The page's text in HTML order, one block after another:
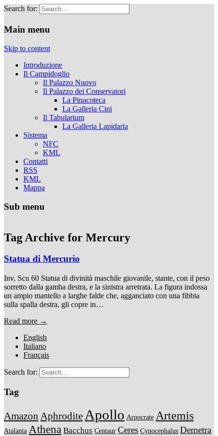
Search for:
Musei Capitolini
Main menu
Skip to content
Introduzione
Il Campidoglio
Il Palazzo Nuovo
Il Palazzo dei Conservatori
La Pinacoteca
La Galleria Cini
Il Tabularium
La Galleria Lapidaria
Sistema
NFC
KML
Contatti
RSS
KML
Mappa
Sub menu
Tag Archive for Mercury
Statua di Mercurio
Inv. Scu 60 Statua di divinità maschile giovanile, stante, con il peso
sorretto dalla gamba destra, e la sinistra arretrata. La figura indossa
un ampio mantello a larghe falde che, agganciato con una fibbia
sulla spalla destra, gli copre in…
Read more →
English
Italiano
Français
Search for:
Tag
Amazon Aphrodite Apollo Arpocrate Artemis
Atalanta Athena Bacchus Centaur Ceres Cynocephalus Demetra